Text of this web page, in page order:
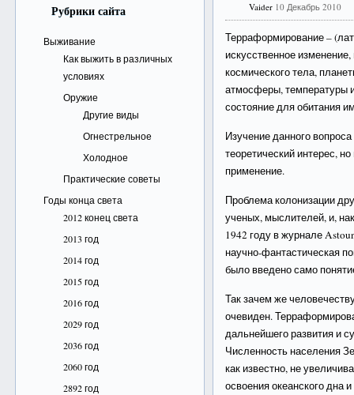
Рубрики сайта
Выживание
Как выжить в различных
условиях
Оружие
Другие виды
Огнестрельное
Холодное
Практические советы
Годы конца света
2012 конец света
2013 год
2014 год
2015 год
2016 год
2029 год
2036 год
2060 год
2892 год
Vaider 10 Декабрь 2010
Терраформирование –
искусственное
космического тела,
атмосферы, температуры
состояние для обитания
Изучение данного
теоретический интерес,
применение.
Проблема колонизации
ученых, мыслителей, и,
1942 году в журнале
научно-фантастическая
было введено само
Так зачем же
очевиден.
дальнейшего развития и
Численность населения
как известно, не
освоения океанского дна